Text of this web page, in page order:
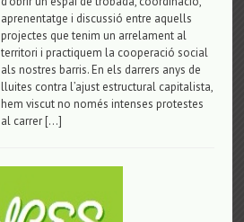
aprenentatge i discussió entre aquells
projectes que tenim un arrelament al
territori i practiquem la cooperació social
als nostres barris. En els darrers anys de
lluites contra l’ajust estructural capitalista,
hem viscut no només intenses protestes
al carrer […]